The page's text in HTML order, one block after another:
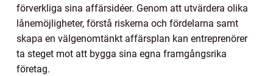
förverkliga sina affärsidéer. Genom att utvärdera olika
lånemöjligheter, förstå riskerna och fördelarna samt
skapa en välgenomtänkt affärsplan kan entreprenörer
ta steget mot att bygga sina egna framgångsrika
företag.